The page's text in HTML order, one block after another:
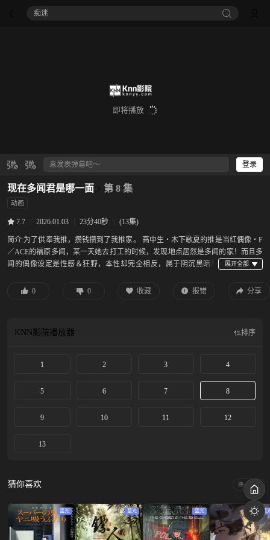
痴迷
即将播放
登录
现在多闻君是哪一面 第 8 集
动画
7.7 2026.01.03 23分40秒 (13集)
简介:为了供奉我推，攒钱攒到了我推家。 高中生‧木下歌夏的推是当红偶像‧F
／ACE的福原多闻，某一天她去打工的时候，发现地点居然是多闻的家！而且多
闻的偶像设定是性感＆狂野，本性却完全相反，属于阴沉黑暗属
可是她对阴沉的多闻也怦然心动…？ 人格超分裂×过于崭新的追星活动爱情喜
0 0 收藏 报错 分享
KNN影院播放器 排序
1 2 3 4
5 6 7 8
9 10 11 12
13
猜你喜欢 换一换
蓝光 蓝光 蓝光 蓝